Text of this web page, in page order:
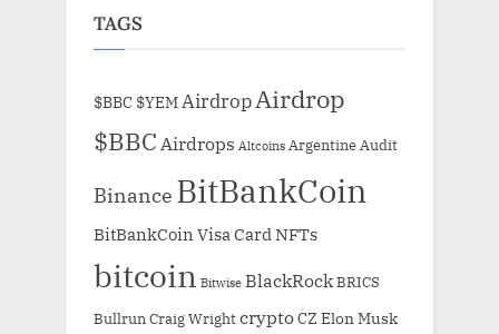
TAGS
$BBC $YEMAirdropAirdrop
$BBCAirdrops Altcoins Argentine Audit
Binance BitBankCoin
BitBankCoin Visa Card NFTs
bitcoin Bitwise BlackRockBRICS
Bullrun Craig WrightcryptoCZ Elon Musk